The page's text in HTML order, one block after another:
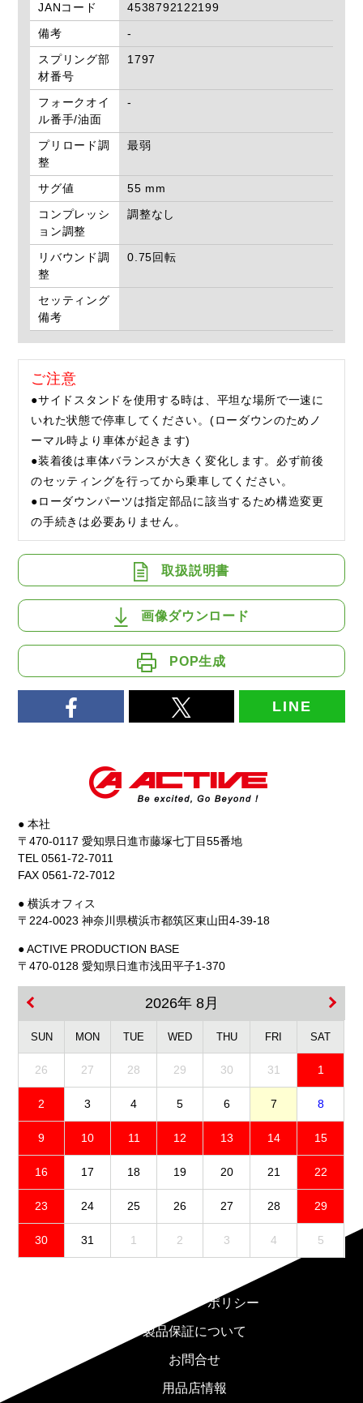
JANコード
4538792122199
備考
-
スプリング部
材番号
1797
フォークオイ
ル番手/油面
-
プリロード調
整
最弱
サグ値
55 mm
コンプレッシ
ョン調整
調整なし
リバウンド調
整
0.75回転
セッティング
備考
ご注意
●サイドスタンドを使用する時は、平坦な場所で一速に
いれた状態で停車してください。(ローダウンのためノ
ーマル時より車体が起きます)
●装着後は車体バランスが大きく変化します。必ず前後
のセッティングを行ってから乗車してください。
●ローダウンパーツは指定部品に該当するため構造変更
の手続きは必要ありません。
取扱説明書
画像ダウンロード
POP生成
LINE
● 本社
〒470-0117 愛知県日進市藤塚七丁目55番地
TEL 0561-72-7011
FAX 0561-72-7012
● 横浜オフィス
〒224-0023 神奈川県横浜市都筑区東山田4-39-18
● ACTIVE PRODUCTION BASE
〒470-0128 愛知県日進市浅田平子1-370
2026年 8月
SUN MON TUE WED THU FRI SAT
26 27 28 29 30 31 1
2 3 4 5 6 7 8
9 10 11 12 13 14 15
16 17 18 19 20 21 22
23 24 25 26 27 28 29
30 31 1 2 3 4 5
プライバシーポリシー
製品保証について
お問合せ
用品店情報